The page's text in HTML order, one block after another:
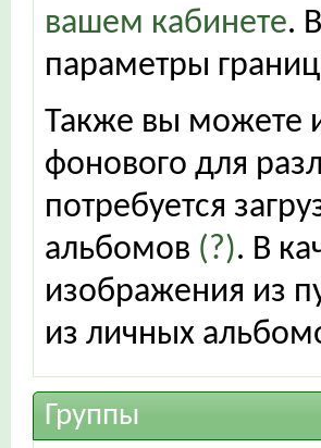
вашем кабинете.
параметры
Также вы можете
фонового для
потребуется
альбомов (?). В
изображения из
из личных
Группы